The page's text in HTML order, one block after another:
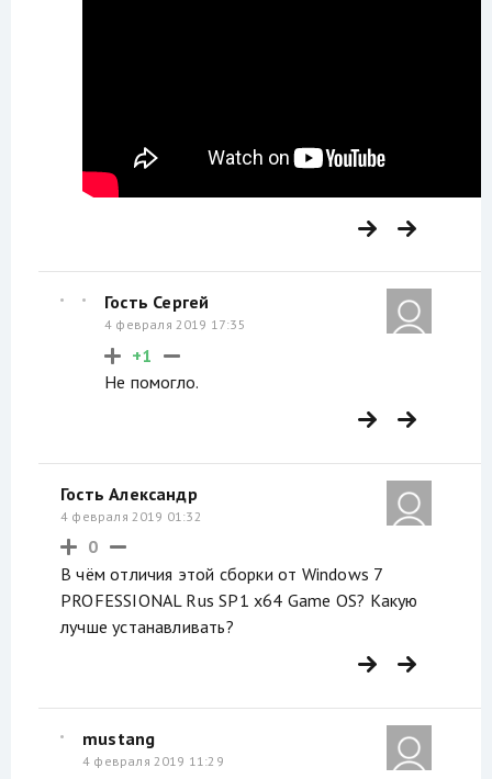
Гость Сергей
4 февраля 2019 17:35
+1
Не помогло.
Гость Александр
4 февраля 2019 01:32
0
В чём отличия этой сборки от Windows 7
PROFESSIONAL Rus SP1 x64 Game OS? Какую
лучше устанавливать?
mustang
4 февраля 2019 11:29